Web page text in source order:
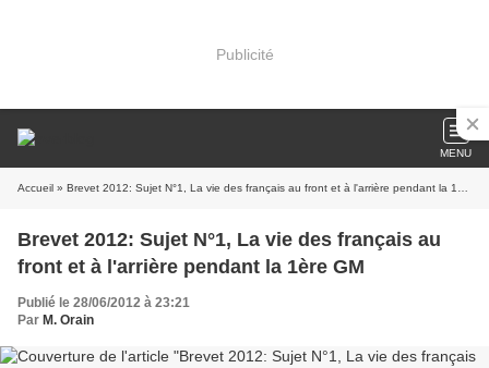
Publicité
MENU
Accueil » Brevet 2012: Sujet N°1, La vie des français au front et à l'arrière pendant la 1ère GM
Brevet 2012: Sujet N°1, La vie des français au
front et à l'arrière pendant la 1ère GM
Publié le 28/06/2012 à 23:21
Par M. Orain